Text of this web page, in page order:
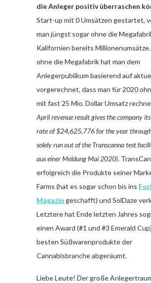
die Anleger positiv überraschen
Start-up mit 0 Umsätzen gestartet,
man jüngst sogar ohne die
Kalifornien bereits
ohne die Megafabrik hat man dem
Anlegerpublikum basierend auf
vorgerechnet, dass man für 2020
mit fast 25 Mio. Dollar Umsatz
April revenue result gives the company
rate of $24,625,776 for the year
solely run out of the Transcanna test
aus einer Meldung Mai 2020).
erfolgreich die Produkte seiner
Farms (hat es sogar schon bis ins
Magazin geschafft) und SolDaze
Letztere hat Ende letzten Jahres
einen Award (#1 und #3 Emerald
besten Süßwarenprodukte der
Cannabisbranche abgeräumt.
Liebe Leute! Der große